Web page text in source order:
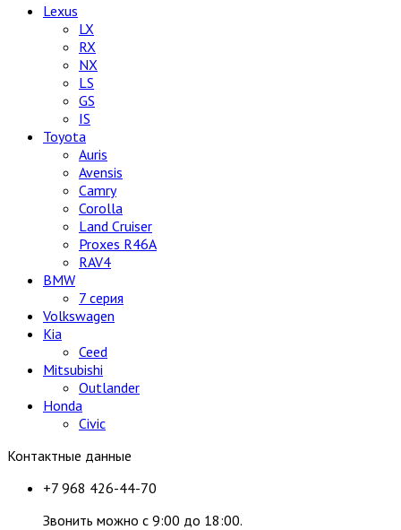
Lexus
LX
RX
NX
LS
GS
IS
Toyota
Auris
Avensis
Camry
Corolla
Land Cruiser
Proxes R46A
RAV4
BMW
7 серия
Volkswagen
Kia
Ceed
Mitsubishi
Outlander
Honda
Civic
Контактные данные
+7 968 426-44-70
Звонить можно с 9:00 до 18:00.